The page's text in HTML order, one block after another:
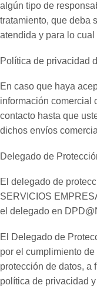
algún tipo de
tratamiento, que deba
atendida y para lo
Política de privacidad
En caso que haya
información comercial
contacto hasta que
dichos envíos
Delegado de
El delegado de
SERVICIOS
el delegado en
El Delegado de
por el cumplimiento
protección de datos, a
política de privacidad